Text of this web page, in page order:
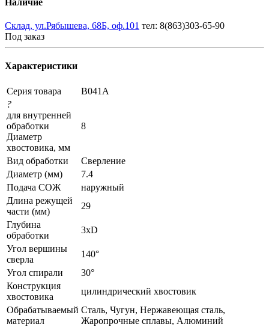
Склад, ул.Рябышева, 68Б, оф.101 тел: 8(863)303-65-90
Под заказ
Характеристики
Серия товара
B041A
?
для внутренней
обработки
Диаметр
хвостовика, мм
8
Вид обработки
Сверление
Диаметр (мм)
7.4
Подача СОЖ
наружный
Длина режущей
части (мм)
29
Глубина
обработки
3xD
Угол вершины
сверла
140°
Угол спирали
30°
Конструкция
хвостовика
цилиндрический хвостовик
Обрабатываемый
материал
Сталь, Чугун, Нержавеющая сталь,
Жаропрочные сплавы, Алюминий